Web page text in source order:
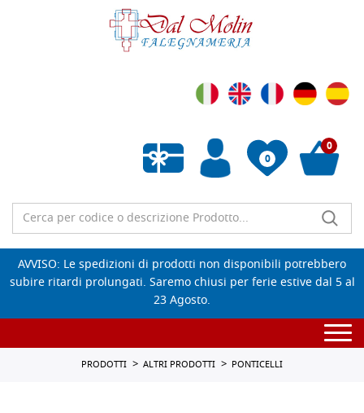
0
Wishlist vuota
0
AVVISO: Le spedizioni di prodotti non disponibili potrebbero
subire ritardi prolungati. Saremo chiusi per ferie estive dal 5 al
23 Agosto.
PRODOTTI ALTRI PRODOTTI PONTICELLI